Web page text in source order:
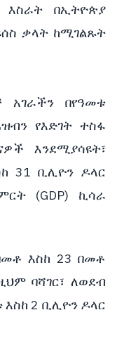
እስራት በኢትዮጵያ
ቃላት ከሚገልጹት
አገራችን በየዓመቱ
የእድገት ተስፋ
እንደሚያሳዩት፣
31 ቢሊዮን ዶላር
(GDP) ኪሳራ
እስከ 23 በመቶ
ባሻገር፣ ለወደብ
2 ቢሊዮን ዶላር